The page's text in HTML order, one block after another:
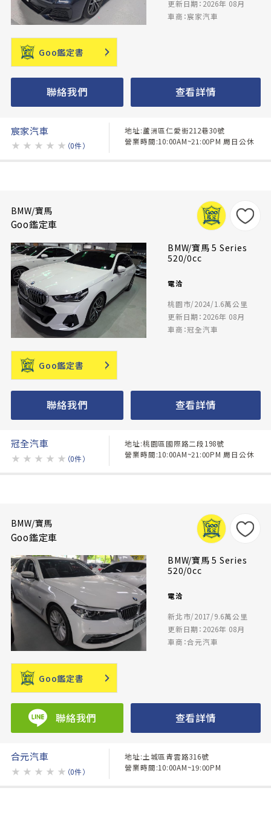
更新日期：2026年 08月
車商：宸家汽車
Goo鑑定書
聯絡我們 查看詳情
宸家汽車
★ ★ ★ ★ ★ （0件）
地址:蘆洲區仁愛街212巷30號
營業時間:10:00AM~21:00PM 周日公休
BMW/寶馬
Goo鑑定車
BMW/寶馬 5 Series
520/0cc
電洽
桃園市/2024/1.6萬公里
更新日期：2026年 08月
車商：冠全汽車
Goo鑑定書
聯絡我們 查看詳情
冠全汽車
★ ★ ★ ★ ★ （0件）
地址:桃園區國際路二段198號
營業時間:10:00AM~21:00PM 周日公休
BMW/寶馬
Goo鑑定車
BMW/寶馬 5 Series
520/0cc
電洽
新北市/2017/9.6萬公里
更新日期：2026年 08月
車商：合元汽車
Goo鑑定書
聯絡我們 查看詳情
合元汽車
★ ★ ★ ★ ★ （0件）
地址:土城區青雲路316號
營業時間:10:00AM~19:00PM